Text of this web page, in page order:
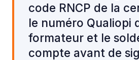
code RNCP de la
le numéro Qualiopi
formateur et le
compte avant de